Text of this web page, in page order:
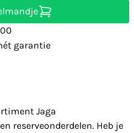
garantie
Jaga
reserveonderdelen. Heb je